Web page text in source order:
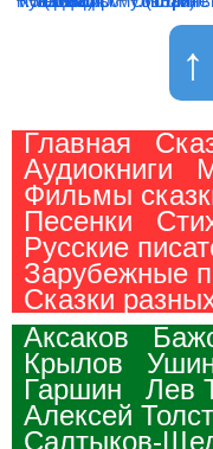
Главная
Аудиокниги
Фильмы
Песенки
Русские
Зарубежные
Сказки
Аксаков
Крылов
Гаршин
Лев
Алексей
Салтыков-